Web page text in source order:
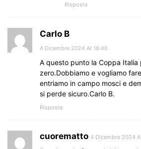
Risposta
Carlo B
4 Dicembre 2024 At 16:40
A questo punto la Coppa Italia
zero.Dobbiamo e vogliamo
entriamo in campo mosci e
si perde sicuro.Carlo B.
Risposta
cuorematto 4 Dicembre 2024